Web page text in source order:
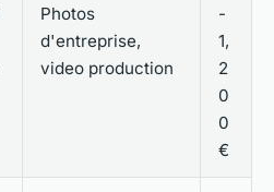
Photos
d'entreprise,
video production
-
1,
2
0
0
€